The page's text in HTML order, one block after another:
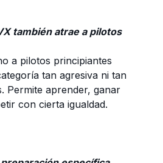
también atrae a pilotos
a pilotos principiantes
tan agresiva ni tan
Permite aprender, ganar
con cierta igualdad.